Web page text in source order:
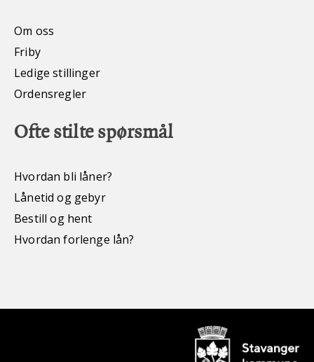
Om oss
Friby
Ledige stillinger
Ordensregler
Ofte stilte spørsmål
Hvordan bli låner?
Lånetid og gebyr
Bestill og hent
Hvordan forlenge lån?